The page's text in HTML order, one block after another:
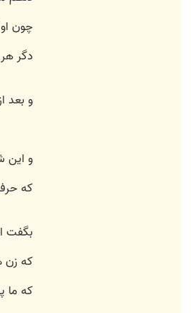
چون
دگر
و بعد
و این
که
بگفت
که زن
که ما